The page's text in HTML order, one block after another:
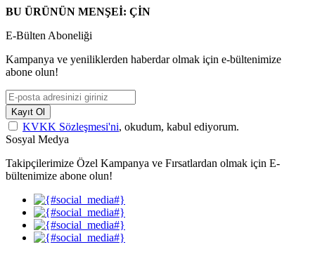
BU ÜRÜNÜN MENŞEİ: ÇİN
E-Bülten Aboneliği
Kampanya ve yeniliklerden haberdar olmak için e-bültenimize
abone olun!
Kayıt Ol
KVKK Sözleşmesi'ni, okudum, kabul ediyorum.
Sosyal Medya
Takipçilerimize Özel Kampanya ve Fırsatlardan olmak için E-
bültenimize abone olun!